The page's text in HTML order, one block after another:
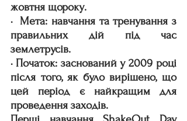
жовтня щороку.
·  Мета: навчання та тренування з
правильних дій під час
землетрусів.
· Початок: заснований у 2009 році
після того, як було вирішено, що
цей період є найкращим для
проведення заходів.